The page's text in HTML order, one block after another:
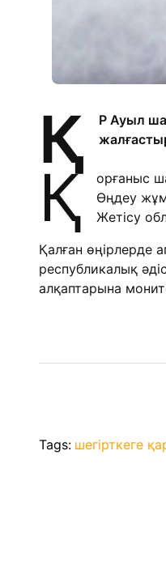
Қ
Р Ауыл
Қ
орғаныс
Өңдеу
Жетісу
Қалған өңірлерде
республикалық
алқаптарына
Tags: шегірткеге